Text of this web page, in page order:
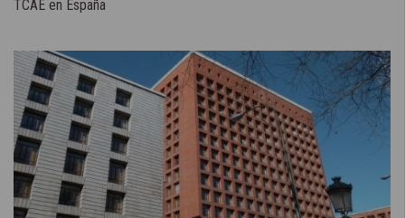
TCAE en España